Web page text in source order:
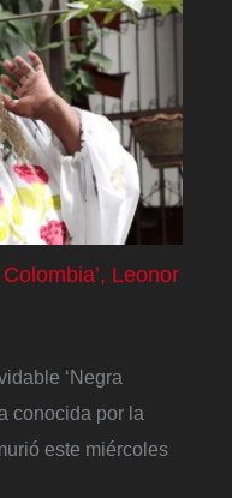
Leonor
‘Negra
conocida por la
este miércoles